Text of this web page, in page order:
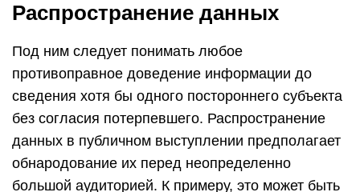
Распространение данных
Под ним следует понимать любое
противоправное доведение информации до
сведения хотя бы одного постороннего субъекта
без согласия потерпевшего. Распространение
данных в публичном выступлении предполагает
обнародование их перед неопределенно
большой аудиторией. К примеру, это может быть